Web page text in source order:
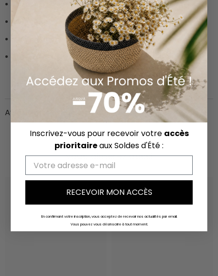
Largeur :
Pour photo :
13x18
: 60% bois MDF 25% carton 15% verre
: nettoyer avec un linge sec et propre et du
nettoyant à vitre sur la partie en verre uniquement.
Avis clients
Vous aimerez aussi
Inscrivez-vous pour recevoir votre accès
prioritaireaux Soldes d'Été :
Email
RECEVOIR MON ACCÈS
En confirmant votre inscription, vous acceptez de recevoir nos actualités par email.
Vous pouvez vous désinscrire à tout moment.